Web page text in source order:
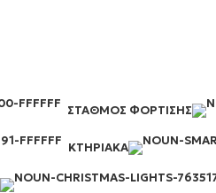
ΣΤΑΘΜΌΣ ΦΌΡΤΙΣΗΣ
ΚΤΗΡΙΑΚΆ